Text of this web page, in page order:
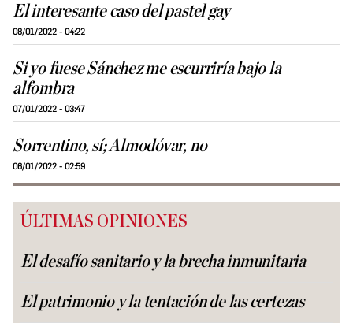
El interesante caso del pastel gay
08/01/2022 - 04:22
Si yo fuese Sánchez me escurriría bajo la
alfombra
07/01/2022 - 03:47
Sorrentino, sí; Almodóvar, no
06/01/2022 - 02:59
ÚLTIMAS OPINIONES
El desafío sanitario y la brecha inmunitaria
El patrimonio y la tentación de las certezas